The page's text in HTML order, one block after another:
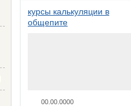
курсы калькуляции в
общепите
00.00.0000